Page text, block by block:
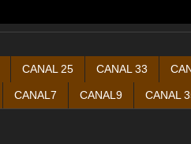
CANAL 25 CANAL 33
CANAL7 CANAL9 CANAL